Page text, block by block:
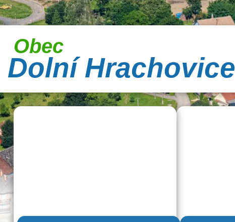
Obec
Dolní Hrachovice